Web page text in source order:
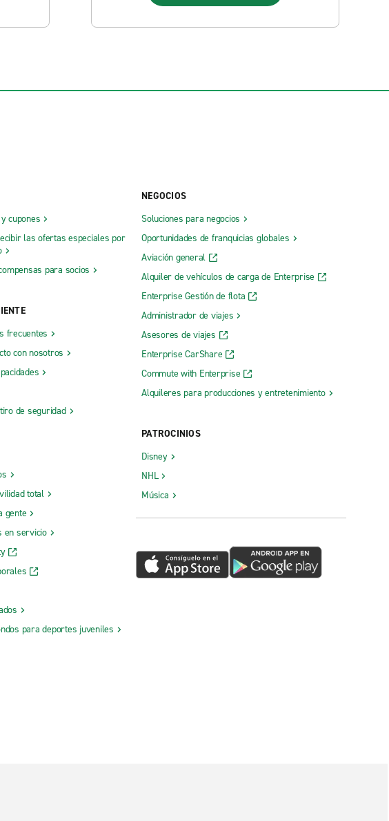
cupones
las ofertas especiales por
para socios
frecuentes
con nosotros
de seguridad
total
gente
en servicio
para deportes juveniles
NEGOCIOS
Soluciones para negocios
Oportunidades de franquicias globales
Aviación general
Alquiler de vehículos de carga de Enterprise
Enterprise Gestión de flota
Administrador de viajes
Asesores de viajes
Enterprise CarShare
Commute with Enterprise
Alquileres para producciones y entretenimiento
PATROCINIOS
Disney
NHL
Música